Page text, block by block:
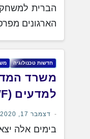
הברית
הארגונים
‏חדשות ‏טכנולוגיה
משרד
למדעים (FWF)
דצמבר 17, 2020
בימים אלה